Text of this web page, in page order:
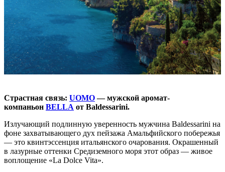
Страстная связь: UOMO— мужской аромат-
компаньон BELLA от Baldessarini.
Излучающий подлинную уверенность мужчина Baldessarini на
фоне захватывающего дух пейзажа Амальфийского побережья
— это квинтэссенция итальянского очарования. Окрашенный
в лазурные оттенки Средиземного моря этот образ — живое
воплощение «La Dolce Vita».